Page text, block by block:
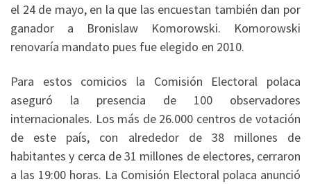
el 24 de mayo, en la que las encuestan también dan por
ganador a Bronislaw Komorowski. Komorowski
renovaría mandato pues fue elegido en 2010.
Para estos comicios la Comisión Electoral polaca
aseguró la presencia de 100 observadores
internacionales. Los más de 26.000 centros de votación
de este país, con alrededor de 38 millones de
habitantes y cerca de 31 millones de electores, cerraron
a las 19:00 horas. La Comisión Electoral polaca anunció